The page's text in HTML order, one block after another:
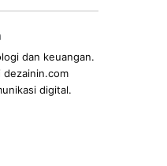
dan keuangan.
dezainin.com
digital.